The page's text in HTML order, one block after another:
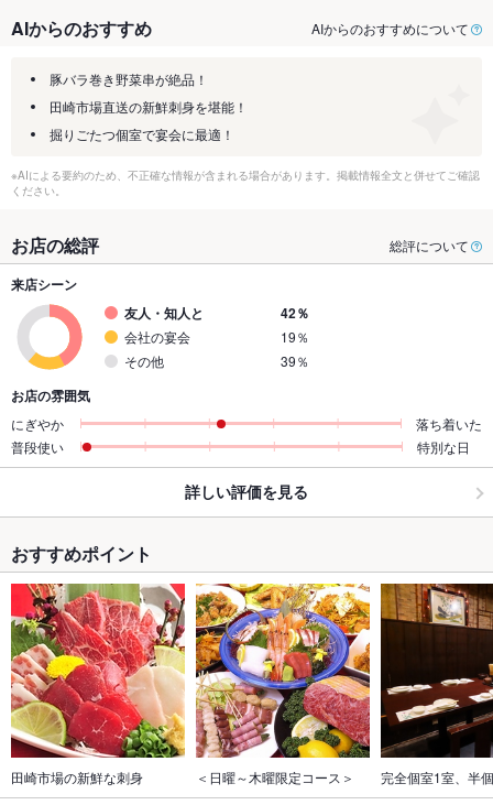
AIからのおすすめ AIからのおすすめについて
豚バラ巻き野菜串が絶品！
田崎市場直送の新鮮刺身を堪能！
掘りごたつ個室で宴会に最適！
※AIによる要約のため、不正確な情報が含まれる場合があります。掲載情報全文と併せてご確認
ください。
お店の総評 総評について
来店シーン
友人・知人と
42％
会社の宴会
19％
その他
39％
お店の雰囲気
にぎやか
落ち着いた
普段使い
特別な日
詳しい評価を見る
おすすめポイント
田崎市場の新鮮な刺身 ＜日曜～木曜限定コース＞ 完全個室1室、半